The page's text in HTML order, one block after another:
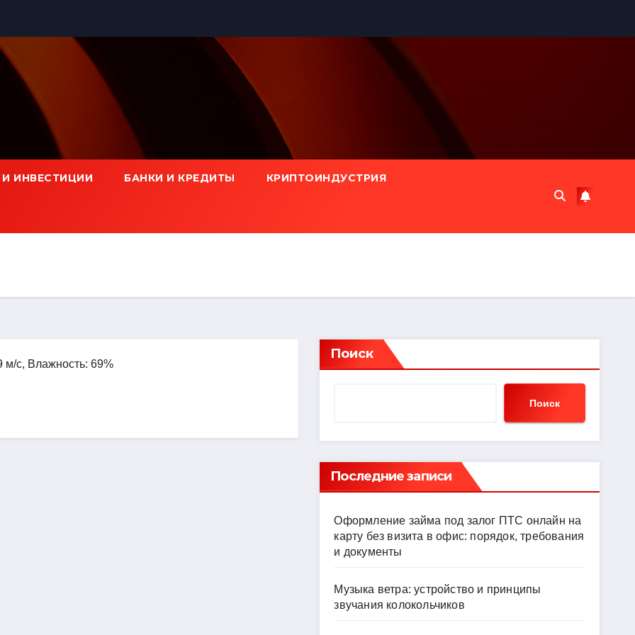
И ИНВЕСТИЦИИ БАНКИ И КРЕДИТЫ КРИПТОИНДУСТРИЯ
м/с, Влажность: 69%
Поиск
Поиск
Последние записи
Оформление займа под залог ПТС онлайн на
карту без визита в офис: порядок, требования
и документы
Музыка ветра: устройство и принципы
звучания колокольчиков